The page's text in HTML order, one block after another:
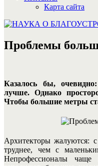
Карта сайта
Проблемы
Казалось бы,
лучше. Однако
Чтобы большие метры
Архитекторы жалуются:
труднее, чем с
Непрофессионалы